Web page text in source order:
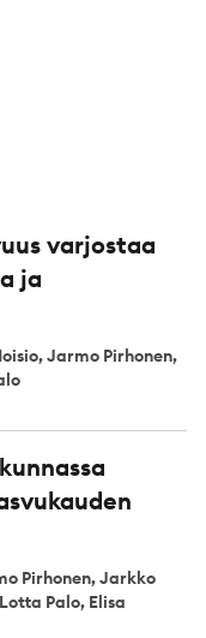
varjostaa
ja
Jarmo Pirhonen,
Pirhonen, Jarkko
Palo, Elisa